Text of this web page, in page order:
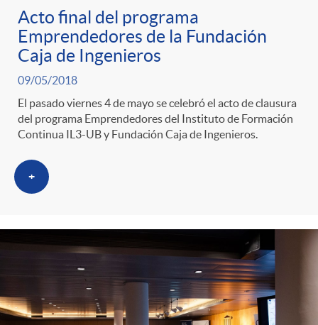
Acto final del programa
Emprendedores de la Fundación
Caja de Ingenieros
09/05/2018
El pasado viernes 4 de mayo se celebró el acto de clausura
del programa Emprendedores del Instituto de Formación
Continua IL3-UB y Fundación Caja de Ingenieros.
+